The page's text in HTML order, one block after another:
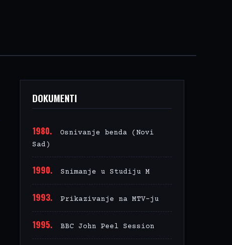
DOKUMENTI
1980.
Osnivanje benda (Novi
Sad)
1990. Snimanje u Studiju M
1993. Prikazivanje na MTV-ju
1995. BBC John Peel Session